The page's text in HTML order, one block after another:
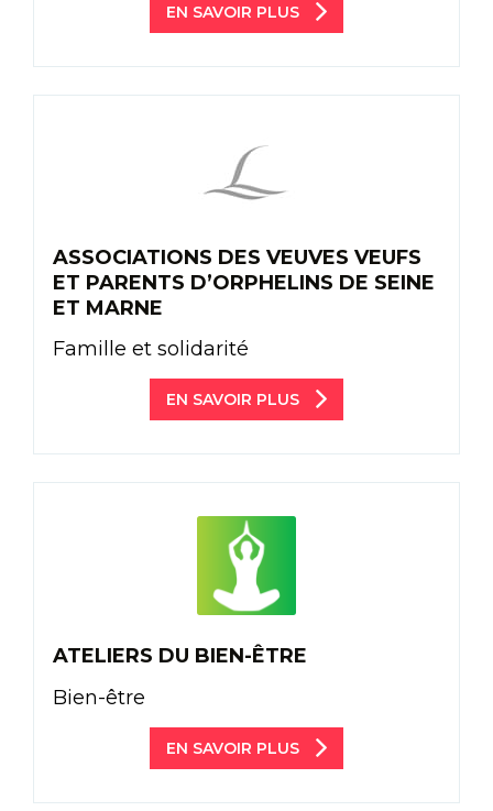
EN SAVOIR PLUS
ASSOCIATIONS DES VEUVES VEUFS
ET PARENTS D’ORPHELINS DE SEINE
ET MARNE
Famille et solidarité
EN SAVOIR PLUS
ATELIERS DU BIEN-ÊTRE
Bien-être
EN SAVOIR PLUS